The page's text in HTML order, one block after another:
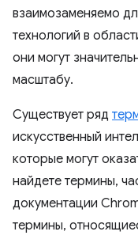
взаимозаменяемо
технологий в
они могут
масштабу.
Существует ряд
искусственный
которые могут
найдете термины,
документации
термины,